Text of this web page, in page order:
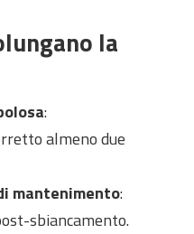
la
:
almeno due
mantenimento:
sbiancamento.